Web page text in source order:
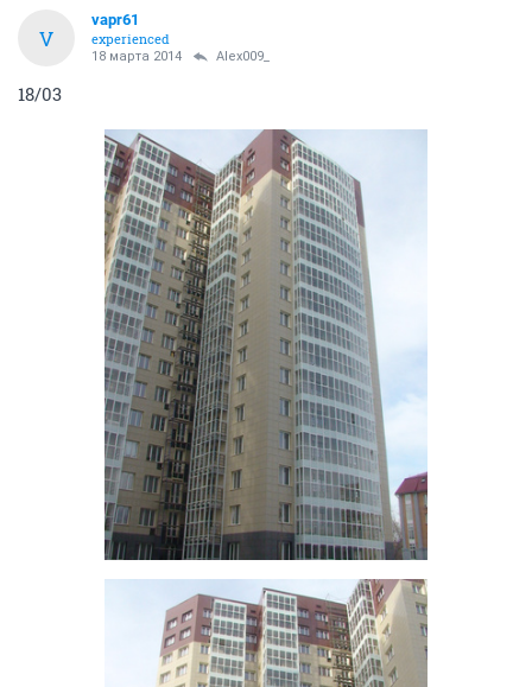
V
vapr61
experienced
18 марта 2014 Alex009_
18/03